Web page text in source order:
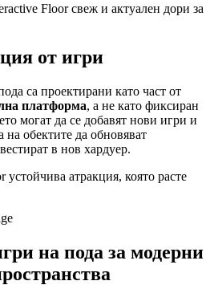
Floor свеж и актуален дори за
от игри
са проектирани като част от
платформа, а не като фиксиран
могат да се добавят нови игри и
на обектите да обновяват
в нов хардуер.
атракция, която расте
на пода за модерни